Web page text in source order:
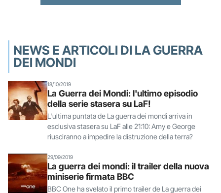
NEWS E ARTICOLI DI LA GUERRA
DEI MONDI
18/10/2019
La Guerra dei Mondi: l'ultimo episodio
della serie stasera su LaF!
L'ultima puntata de La guerra dei mondi arriva in
esclusiva stasera su LaF alle 21:10: Amy e George
riusciranno a impedire la distruzione della terra?
29/09/2019
La guerra dei mondi: il trailer della nuova
miniserie firmata BBC
BBC One ha svelato il primo trailer de La guerra dei